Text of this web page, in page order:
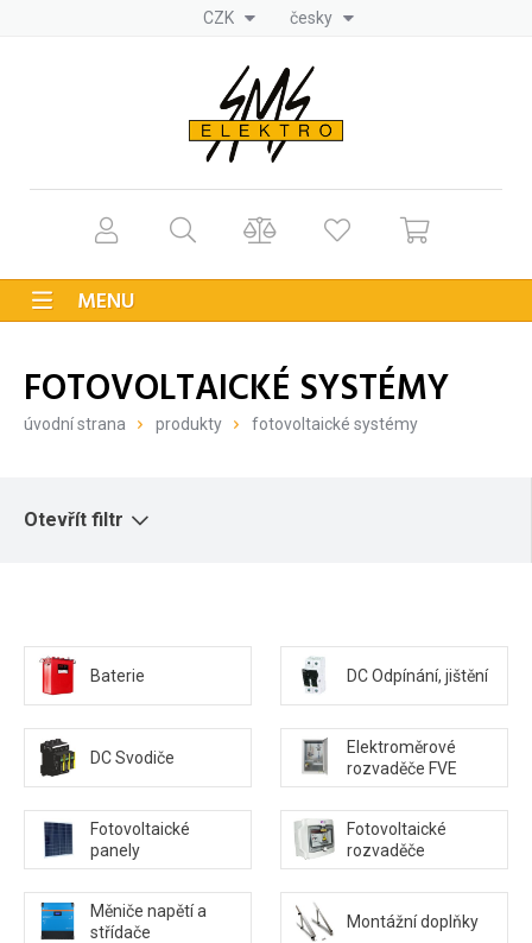
CZK česky
MENU
FOTOVOLTAICKÉ SYSTÉMY
úvodní strana produkty fotovoltaické systémy
Otevřít filtr
Baterie DC Odpínání, jištění
DC Svodiče
Elektroměrové
rozvaděče FVE
Fotovoltaické
panely
Fotovoltaické
rozvaděče
Měniče napětí a
střídače
Montážní doplňky